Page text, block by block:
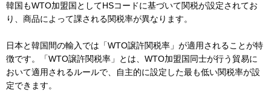
韓国もWTO加盟国としてHSコードに基づいて関税が設定されてお
り、商品によって課される関税率が異なります。
日本と韓国間の輸入では「WTO譲許関税率」が適用されることが特
徴です。「WTO譲許関税率」とは、WTO加盟国同士が行う貿易に
おいて適用されるルールで、自主的に設定した最も低い関税率が設
定できます。